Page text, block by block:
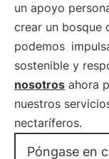
un apoyo
crear un bosque
podemos
sostenible y
nosotros ahora
nuestros
nectaríferos.
Póngase en